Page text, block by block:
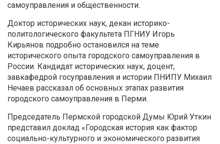
самоуправления и общественности.
Доктор исторических наук, декан историко-
политологического факультета ПГНИУ Игорь
Кирьянов подробно остановился на теме
исторического опыта городского самоуправления в
России. Кандидат исторических наук, доцент,
завкафедрой госуправления и истории ПНИПУ Михаил
Нечаев рассказал об основных этапах развития
городского самоуправления в Перми.
Председатель Пермской городской Думы Юрий Уткин
представил доклад «Городская история как фактор
социально-культурного и экономического развития